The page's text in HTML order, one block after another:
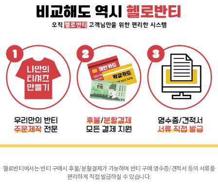
헬로반티에서는 반티 구매시 후불/분할결제가 가능하며 반티 구매 영수증/견적서 등의 서류를
편리하게 직접 발급하실 수 있습니다.